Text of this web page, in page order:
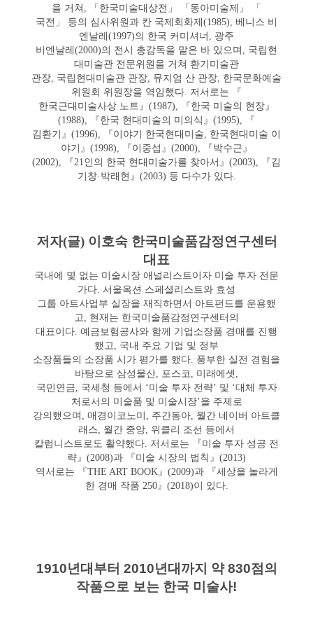
을 거쳐, 「한국미술대상전」 「동아미술제」 「
국전」 등의 심사위원과 칸 국제회화제(1985), 베니스 비
엔날레(1997)의 한국 커미셔너, 광주
비엔날레(2000)의 전시 총감독을 맡은 바 있으며, 국립현
대미술관 전문위원을 거쳐 환기미술관
관장, 국립현대미술관 관장, 뮤지엄 산 관장, 한국문화예술
위원회 위원장을 역임했다. 저서로는 『
한국근대미술사상 노트』(1987), 『한국 미술의 현장』
(1988), 『한국 현대미술의 미의식』(1995), 『
김환기』(1996), 『이야기 한국현대미술, 한국현대미술 이
야기』(1998), 『이중섭』(2000), 『박수근』
(2002), 『21인의 한국 현대미술가를 찾아서』(2003), 『김
기창·박래현』(2003) 등 다수가 있다.
저자(글) 이호숙 한국미술품감정연구센터
대표
국내에 몇 없는 미술시장 애널리스트이자 미술 투자 전문
가다. 서울옥션 스페셜리스트와 효성
그룹 아트사업부 실장을 재직하면서 아트펀드를 운용했
고, 현재는 한국미술품감정연구센터의
대표이다. 예금보험공사와 함께 기업소장품 경매를 진행
했고, 국내 주요 기업 및 정부
소장품들의 소장품 시가 평가를 했다. 풍부한 실전 경험을
바탕으로 삼성물산, 포스코, 미래에셋,
국민연금, 국세청 등에서 ‘미술 투자 전략’ 및 ‘대체 투자
처로서의 미술품 및 미술시장’을 주제로
강의했으며, 매경이코노미, 주간동아, 월간 네이버 아트클
래스, 월간 중앙, 위클리 조선 등에서
칼럼니스트로도 활약했다. 저서로는 『미술 투자 성공 전
략』(2008)과 『미술 시장의 법칙』(2013)
역서로는 『THE ART BOOK』(2009)과 『세상을 놀라게
한 경매 작품 250』(2018)이 있다.
1910년대부터 2010년대까지 약 830점의
작품으로 보는 한국 미술사!